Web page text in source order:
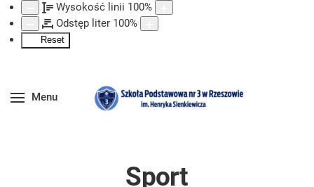
Wysokość linii 100%
Odstęp liter 100%
Reset
Menu
Sport